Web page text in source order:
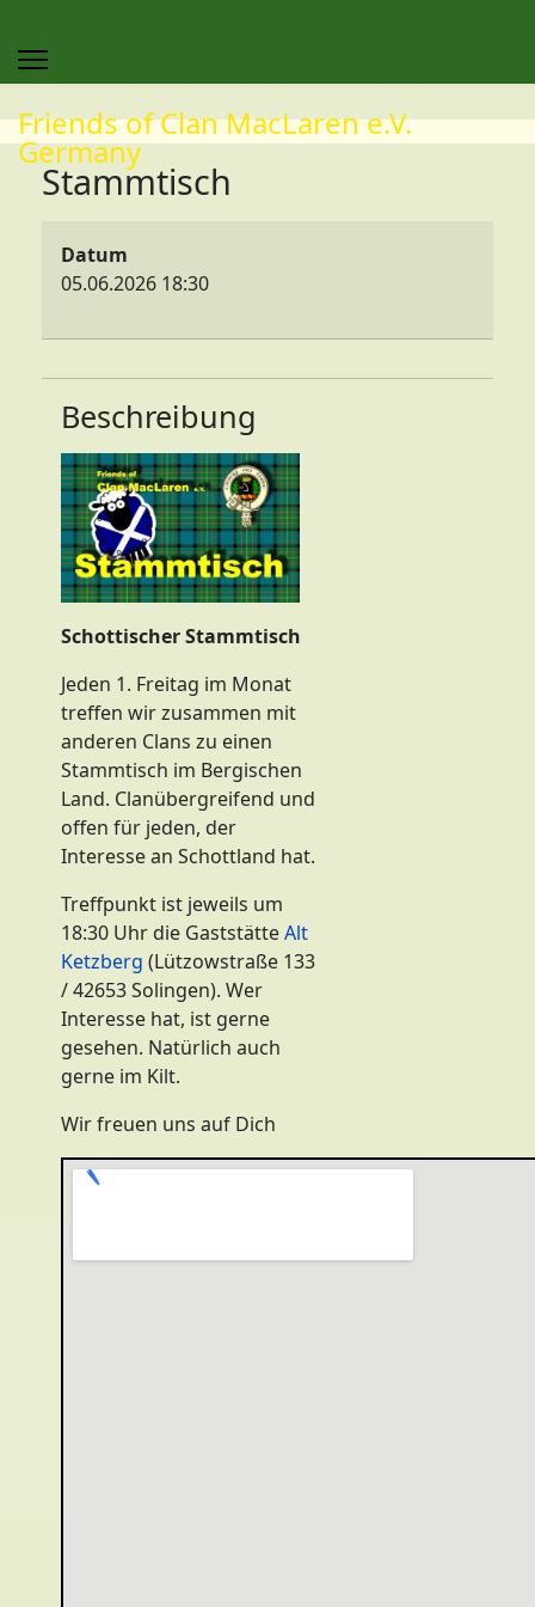
Friends of Clan MacLaren e.V.
Germany
Stammtisch
Datum
05.06.2026 18:30
Beschreibung
Schottischer Stammtisch
Jeden 1. Freitag im Monat
treffen wir zusammen mit
anderen Clans zu einen
Stammtisch im Bergischen
Land. Clanübergreifend und
offen für jeden, der
Interesse an Schottland hat.
Treffpunkt ist jeweils um
18:30 Uhr die GaststätteAlt
Ketzberg (Lützowstraße 133
/ 42653 Solingen). Wer
Interesse hat, ist gerne
gesehen. Natürlich auch
gerne im Kilt.
Wir freuen uns auf Dich